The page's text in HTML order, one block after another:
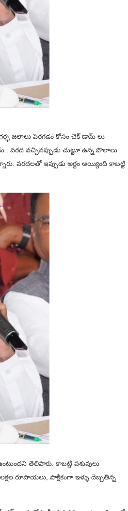
జలాలు పెరగడం కోసం చెక్ డామ్ లు
వరద వచ్చినప్పుడు చుట్టూ ఉన్న పొలాలు
వ‌ర‌ద‌ల‌తో ఇప్పుడు అర్థం అయ్యింది కాబట్టి
తెలిపారు. కాబట్టి పశువులు
రూపాయలు, పాక్షికంగా ఇళ్ళు దెబ్బతిన్న